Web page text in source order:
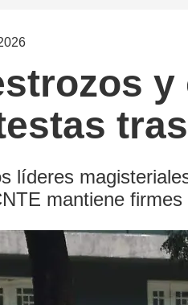
y
líderes
mantiene